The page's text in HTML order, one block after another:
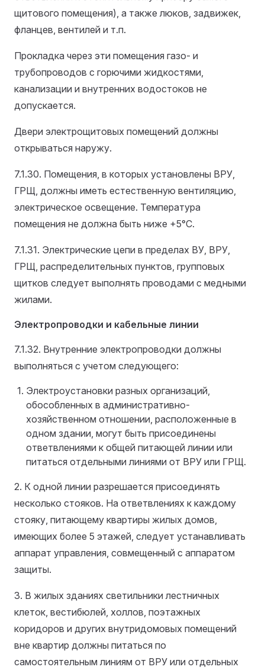
щитового помещения), а также люков, задвижек,
фланцев, вентилей и т.п.
Прокладка через эти помещения газо- и
трубопроводов с горючими жидкостями,
канализации и внутренних водостоков не
допускается.
Двери электрощитовых помещений должны
открываться наружу.
7.1.30. Помещения, в которых установлены ВРУ,
ГРЩ, должны иметь естественную вентиляцию,
электрическое освещение. Температура
помещения не должна быть ниже +5°С.
7.1.31. Электрические цепи в пределах ВУ, ВРУ,
ГРЩ, распределительных пунктов, групповых
щитков следует выполнять проводами с медными
жилами.
Электропроводки и кабельные линии
7.1.32. Внутренние электропроводки должны
выполняться с учетом следующего:
Электроустановки разных организаций,
обособленных в административно-
хозяйственном отношении, расположенные в
одном здании, могут быть присоединены
ответвлениями к общей питающей линии или
питаться отдельными линиями от ВРУ или ГРЩ.
2. К одной линии разрешается присоединять
несколько стояков. На ответвлениях к каждому
стояку, питающему квартиры жилых домов,
имеющих более 5 этажей, следует устанавливать
аппарат управления, совмещенный с аппаратом
защиты.
3. В жилых зданиях светильники лестничных
клеток, вестибюлей, холлов, поэтажных
коридоров и других внутридомовых помещений
вне квартир должны питаться по
самостоятельным линиям от ВРУ или отдельных